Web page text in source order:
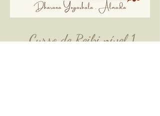
Curso deReiki nível 1